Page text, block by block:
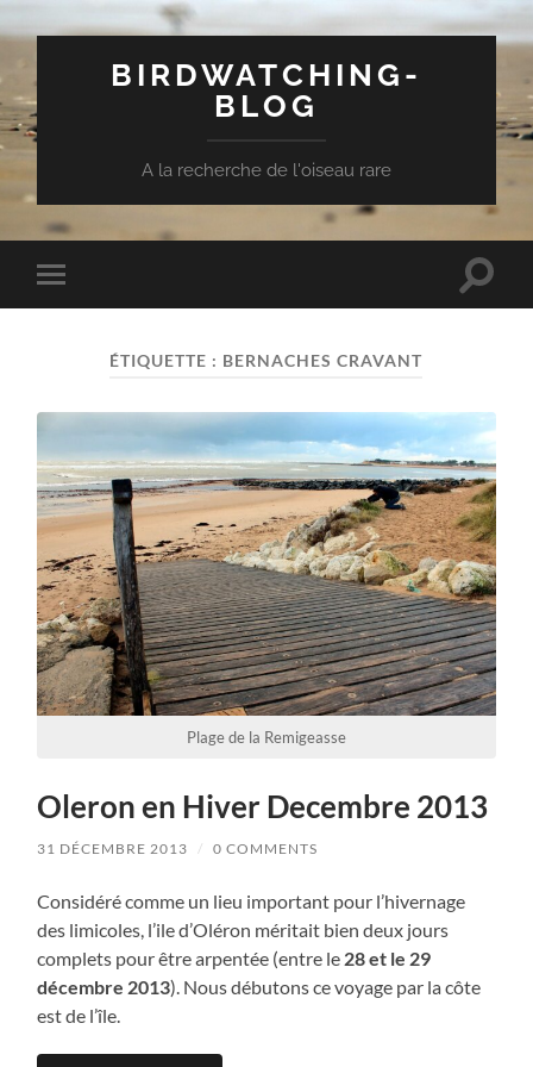
BIRDWATCHING-
BLOG
A la recherche de l'oiseau rare
Toggle
mobile
Toggle
ÉTIQUETTE : BERNACHES CRAVANT
Plage de la Remigeasse
Oleron en Hiver Decembre 2013
31 DÉCEMBRE 2013 / 0 COMMENTS
Considéré comme un lieu important pour l’hivernage
des limicoles, l’ile d’Oléron méritait bien deux jours
complets pour être arpentée (entre le 28 et le 29
décembre 2013). Nous débutons ce voyage par la côte
est de l’île.